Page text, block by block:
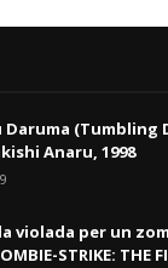
Daruma (Tumbling
Anaru, 1998
violada per un
STRIKE: THE